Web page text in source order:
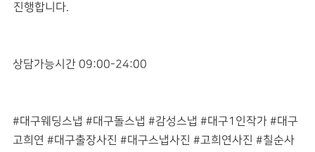
진행합니다.
상담가능시간 09:00-24:00
#대구웨딩스냅 #대구돌스냅 #감성스냅 #대구1인작가 #대구
고희연 #대구출장사진 #대구스냅사진 #고희연사진 #칠순사